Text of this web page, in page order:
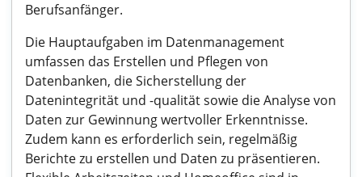
Berufsanfänger.
Die Hauptaufgaben im Datenmanagement
umfassen das Erstellen und Pflegen von
Datenbanken, die Sicherstellung der
Datenintegrität und -qualität sowie die Analyse von
Daten zur Gewinnung wertvoller Erkenntnisse.
Zudem kann es erforderlich sein, regelmäßig
Berichte zu erstellen und Daten zu präsentieren.